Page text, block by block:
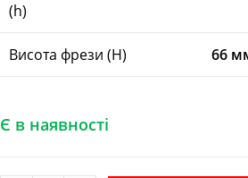
(h)
Висота фрези (H) 66
Є в наявності